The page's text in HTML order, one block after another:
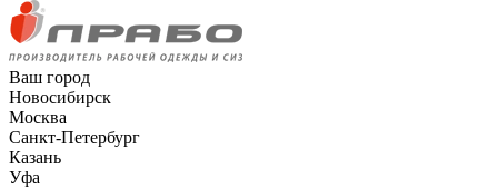
Ваш город
Новосибирск
Москва
Санкт-Петербург
Казань
Уфа